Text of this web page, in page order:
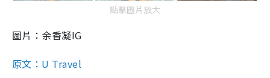
點擊圖片放大
圖片：余香凝IG
原文：U Travel